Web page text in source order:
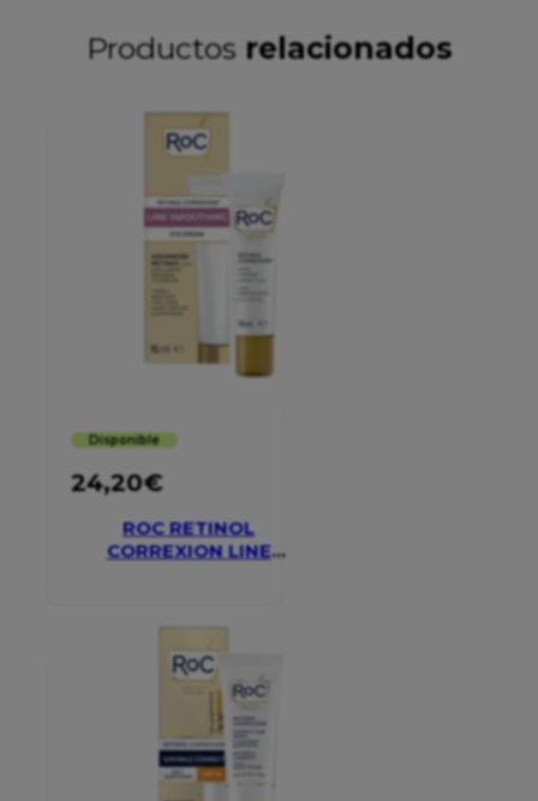
Productos relacionados
Disponible
24,20€
ROC RETINOL
CORREXION LINE